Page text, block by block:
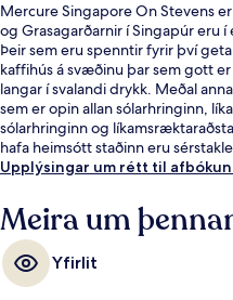
Mercure Singapore On Stevens
og Grasagarðarnir í Singapúr eru
Þeir sem eru spenntir fyrir því
kaffihús á svæðinu þar sem gott
langar í svalandi drykk. Meðal
sem er opin allan sólarhringinn,
sólarhringinn og
hafa heimsótt staðinn eru
starfsfólk og ástand gististaðarins
mínútna göngufjarlægð.
Upplýsingar um rétt til
Meira um
Yfirlit